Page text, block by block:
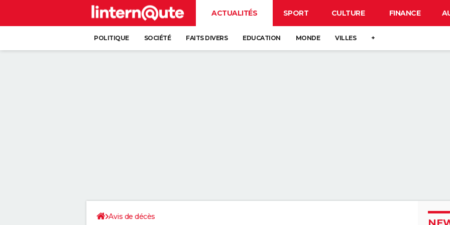
ACTUALITÉS SPORT CULTURE FINANCE
POLITIQUE SOCIÉTÉ FAITS DIVERS EDUCATION MONDE VILLES +
Avis de décès